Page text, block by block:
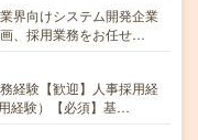
界向けシステム開発企業
、採用業務をお任せ…
経験【歓迎】人事採用経
経験）【必須】基…